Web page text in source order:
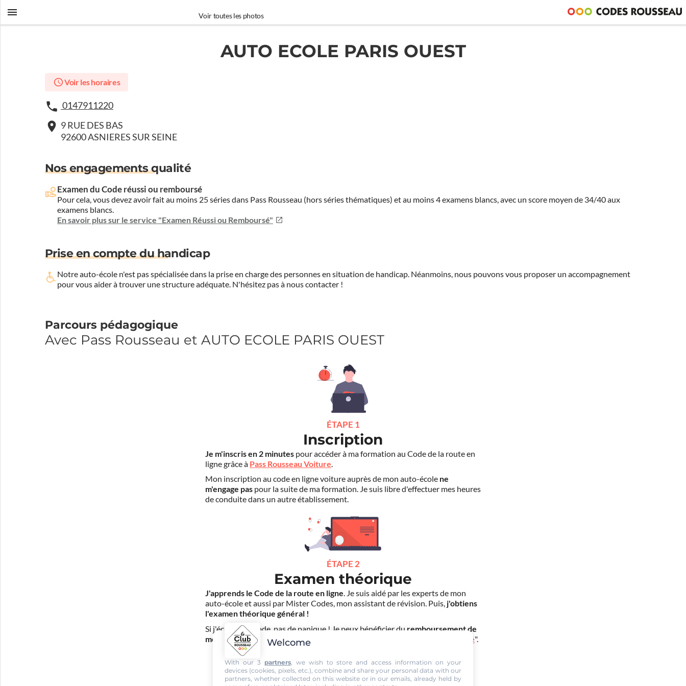
Voir toutes les photos
AUTO ECOLE PARIS OUEST
Voir les horaires
0147911220
9 RUE DES BAS
92600 ASNIERES SUR SEINE
Nos engagements qualité
Examen du Code réussi ou remboursé
Pour cela, vous devez avoir fait au moins 25 séries dans Pass Rousseau (hors séries thématiques) et au moins 4 examens blancs, avec un score moyen de 34/40 aux
examens blancs.
En savoir plus sur le service "Examen Réussi ou Remboursé"
Prise en compte du handicap
Notre auto-école n'est pas spécialisée dans la prise en charge des personnes en situation de handicap. Néanmoins, nous pouvons vous proposer un accompagnement
pour vous aider à trouver une structure adéquate. N'hésitez pas à nous contacter !
Parcours pédagogique
Avec Pass Rousseau et AUTO ECOLE PARIS OUEST
ÉTAPE 1
Inscription
Je m'inscris en 2 minutes pour accéder à ma formation au Code de la route en
ligne grâce à Pass Rousseau Voiture.
Mon inscription au code en ligne voiture auprès de mon auto-école ne
m'engage pas pour la suite de ma formation. Je suis libre d'effectuer mes heures
de conduite dans un autre établissement.
ÉTAPE 2
Examen théorique
J'apprends le Code de la route en ligne. Je suis aidé par les experts de mon
auto-école et aussi par Mister Codes, mon assistant de révision. Puis, j'obtiens
l'examen théorique général !
Si j'échoue au code, pas de panique ! Je peux bénéficier du remboursement de
mes frais d'inscription(30€) grâce au service " Examen Réussi ou Remboursé".
Welcome
With our 3 partners, we wish to store and access information on your
devices (cookies, pixels, etc.), combine and share your personal data with our
partners, whether collected on this website or in our emails, already held by